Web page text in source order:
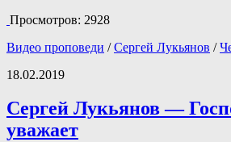
Просмотров: 2928
Видео проповеди /Сергей Лукьянов /
18.02.2019
Сергей Лукьянов —
уважает